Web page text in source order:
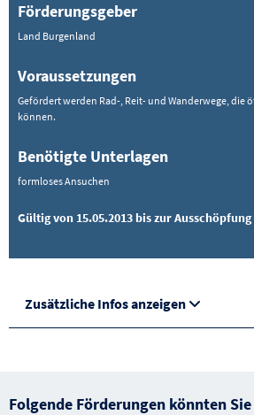
Förderungsgeber
Land Burgenland
Voraussetzungen
Gefördert werden Rad-, Reit- und Wanderwege, die
können.
Benötigte Unterlagen
formloses Ansuchen
Gültig von 15.05.2013 bis zur
Zusätzliche Infos anzeigen
Folgende Förderungen könnten